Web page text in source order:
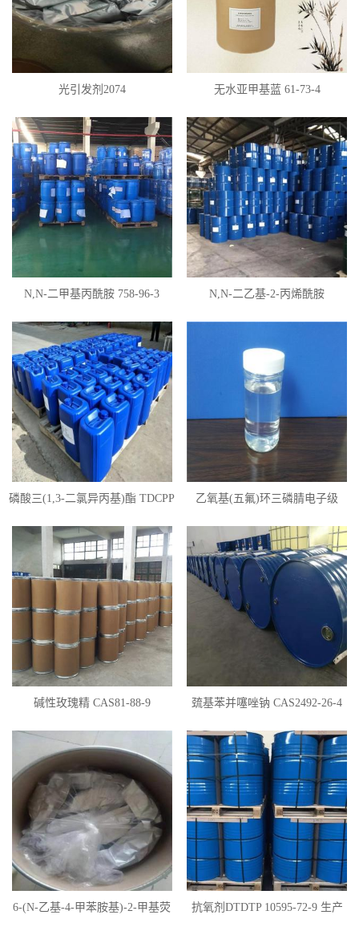
光引发剂2074 无水亚甲基蓝 61-73-4
N,N-二甲基丙酰胺 758-96-3 N,N-二乙基-2-丙烯酰胺
磷酸三(1,3-二氯异丙基)酯 TDCPP 乙氧基(五氟)环三磷腈电子级
碱性玫瑰精 CAS81-88-9 巯基苯并噻唑钠 CAS2492-26-4
6-(N-乙基-4-甲苯胺基)-2-甲基荧 抗氧剂DTDTP 10595-72-9 生产